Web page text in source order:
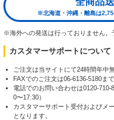
※北海道・沖縄・離島は
※海外への発送は行っておりません。
カスタマーサポートについて
ご注文は当サイトにて24時間年中
FAXでのご注文は06-6136-5180ま
電話でのお問い合わせは0120-
0〜17:30）
カスタマーサポート受付およびメ
となります。